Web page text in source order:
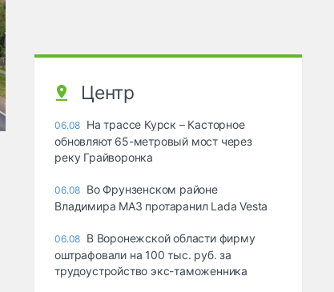
Центр
06.08 На трассе Курск – Касторное
обновляют 65-метровый мост через
реку Грайворонка
06.08 Во Фрунзенском районе
Владимира МАЗ протаранил Lada Vesta
06.08 В Воронежской области фирму
оштрафовали на 100 тыс. руб. за
трудоустройство экс-таможенника